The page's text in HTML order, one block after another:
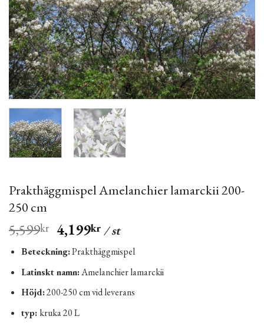
Prakthäggmispel Amelanchier lamarckii 200-
250 cm
5,599kr 4,199kr / st
Beteckning:Prakthäggmispel
Latinskt namn:Amelanchier lamarckii
Höjd:200-250 cm vid leverans
typ: kruka 20 L